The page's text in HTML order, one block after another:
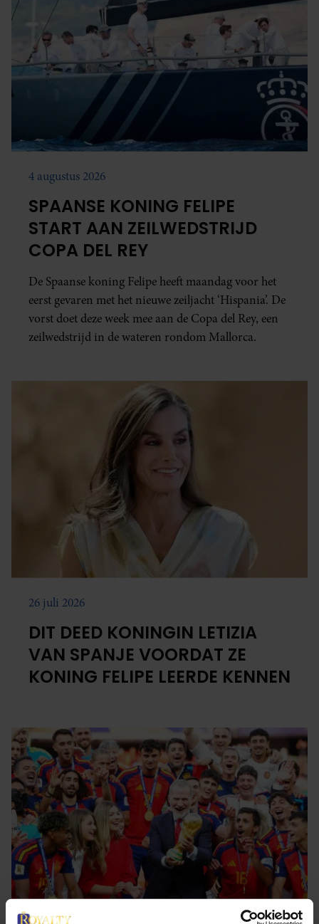
4 augustus 2026
SPAANSE KONING FELIPE
START AAN ZEILWEDSTRIJD
COPA DEL REY
De Spaanse koning Felipe heeft maandag voor het
eerst gevaren met het nieuwe zeiljacht ‘Hispania’. De
vorst doet deze week mee aan de Copa del Rey, een
zeilwedstrijd in de wateren rondom Mallorca.
26 juli 2026
DIT DEED KONINGIN LETIZIA
VAN SPANJE VOORDAT ZE
KONING FELIPE LEERDE KENNEN